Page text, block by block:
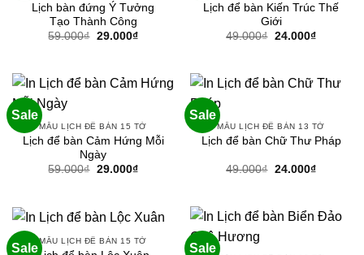
Lịch bàn đứng Ý Tưởng
Tạo Thành Công
59.000₫ Giá
29.000₫Giá
29.000₫.
Lịch để bàn Kiến Trúc Thế
Giới
49.000₫ Giá
24.000₫Giá
24.000₫.
Sale
MẪU LỊCH ĐỂ BÀN 15 TỜ
Lịch để bàn Cảm Hứng Mỗi
Ngày
59.000₫ Giá
29.000₫Giá
29.000₫.
Sale
MẪU LỊCH ĐỂ BÀN 13 TỜ
Lịch để bàn Chữ Thư Pháp
49.000₫ Giá
24.000₫Giá
24.000₫.
Sale
MẪU LỊCH ĐỂ BÀN 15 TỜ
Sale